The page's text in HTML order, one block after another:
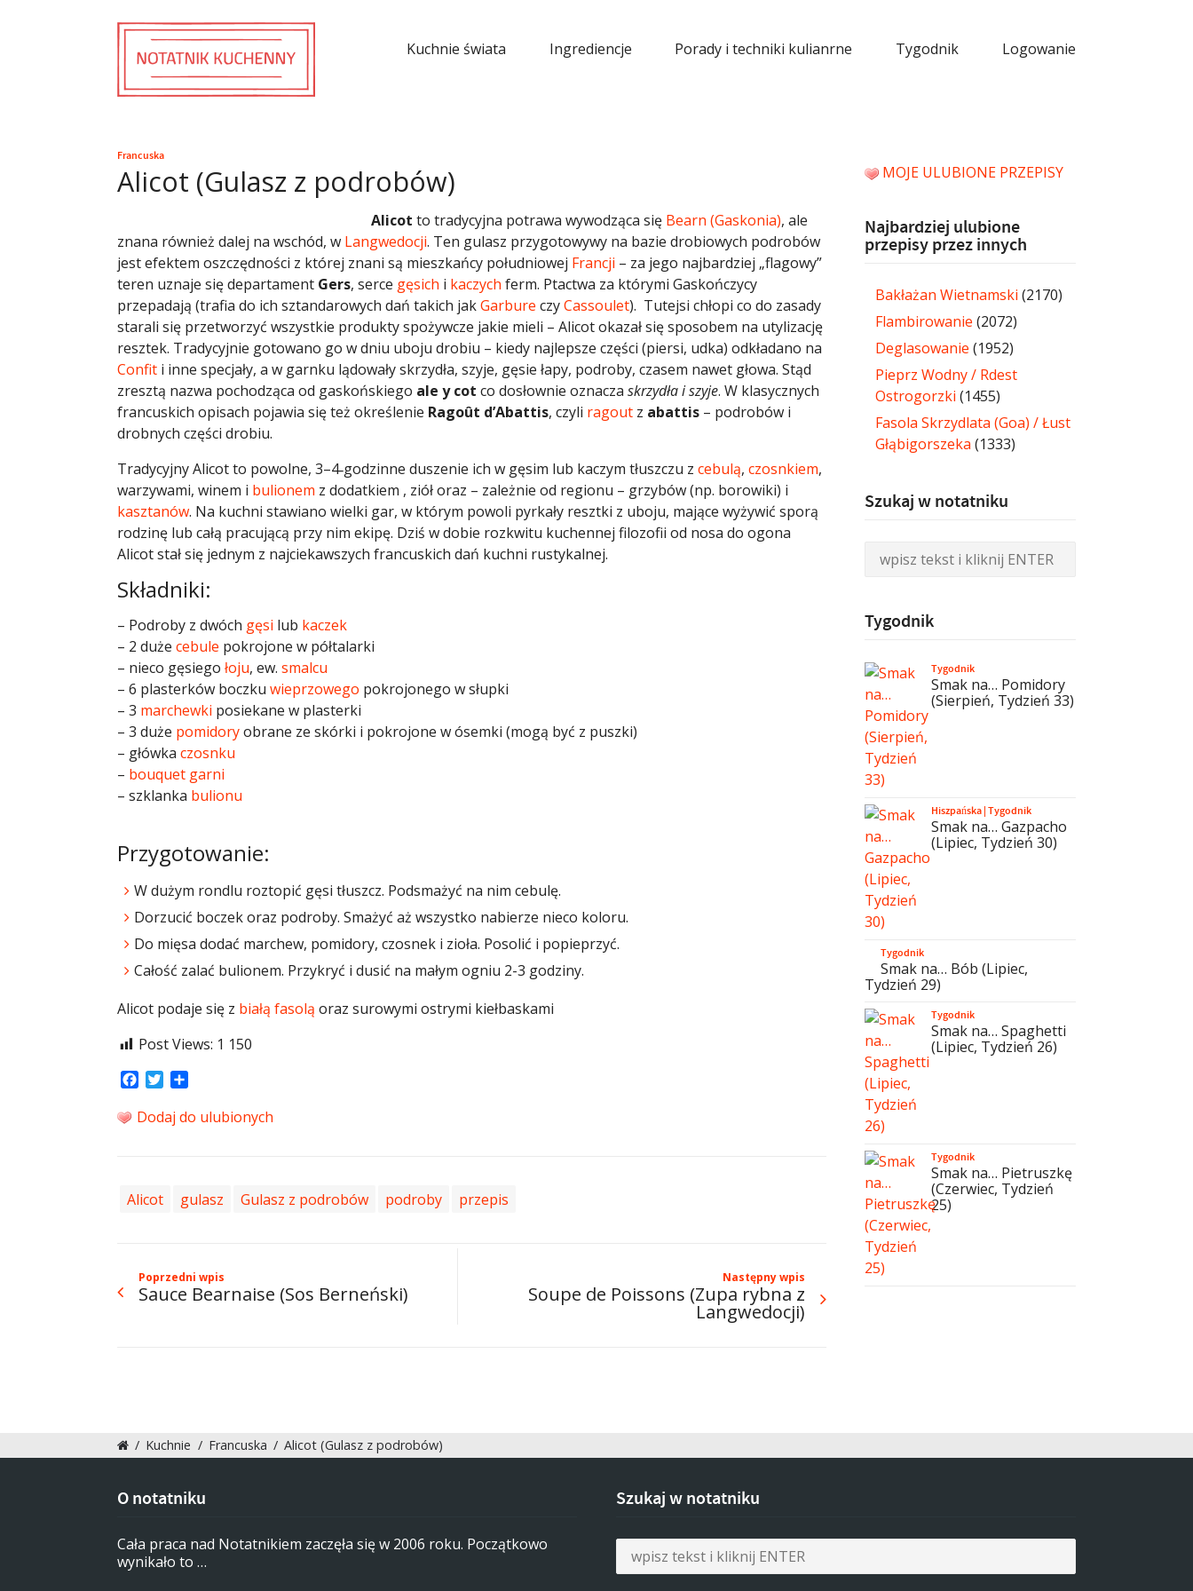
Kuchnie świata Ingrediencje Porady i techniki kulianrne Tygodnik Logowanie
Francuska
Alicot (Gulasz z podrobów)
Alicot to tradycyjna potrawa wywodząca się Bearn (Gaskonia), ale
znana również dalej na wschód, w Langwedocji. Ten gulasz przygotowywy na bazie drobiowych podrobów
jest efektem oszczędności z której znani są mieszkańcy południowej Francji – za jego najbardziej „flagowy”
teren uznaje się departament Gers, serce gęsich i kaczych ferm. Ptactwa za którymi Gaskończycy
przepadają (trafia do ich sztandarowych dań takich jakGarbure czyCassoulet). Tutejsi chłopi co do zasady
starali się przetworzyć wszystkie produkty spożywcze jakie mieli – Alicot okazał się sposobem na utylizację
resztek. Tradycyjnie gotowano go w dniu uboju drobiu – kiedy najlepsze części (piersi, udka) odkładano na
Confit i inne specjały, a w garnku lądowały skrzydła, szyje, gęsie łapy, podroby, czasem nawet głowa. Stąd
zresztą nazwa pochodząca od gaskońskiego ale y cot co dosłownie oznacza skrzydła i szyje. W klasycznych
francuskich opisach pojawia się też określenie Ragoût d’Abattis, czyli ragout z abattis – podrobów i
drobnych części drobiu.
Tradycyjny Alicot to powolne, 3–4‑godzinne duszenie ich w gęsim lub kaczym tłuszczu z cebulą, czosnkiem,
warzywami, winem i bulionem z dodatkiem , ziół oraz – zależnie od regionu – grzybów (np. borowiki) i
kasztanów. Na kuchni stawiano wielki gar, w którym powoli pyrkały resztki z uboju, mające wyżywić sporą
rodzinę lub całą pracującą przy nim ekipę. Dziś w dobie rozkwitu kuchennej filozofii od nosa do ogona
Alicot stał się jednym z najciekawszych francuskich dań kuchni rustykalnej.
Składniki:
– Podroby z dwóch gęsi lub kaczek
– 2 duże cebule pokrojone w półtalarki
– nieco gęsiego łoju, ew. smalcu
– 6 plasterków boczku wieprzowego pokrojonego w słupki
– 3 marchewki posiekane w plasterki
– 3 duże pomidoryobrane ze skórki i pokrojone w ósemki (mogą być z puszki)
– główka czosnku
– bouquet garni
– szklanka bulionu
Przygotowanie:
W dużym rondlu roztopić gęsi tłuszcz. Podsmażyć na nim cebulę.
Dorzucić boczek oraz podroby. Smażyć aż wszystko nabierze nieco koloru.
Do mięsa dodać marchew, pomidory, czosnek i zioła. Posolić i popieprzyć.
Całość zalać bulionem. Przykryć i dusić na małym ogniu 2-3 godziny.
Alicot podaje się z białą fasolą oraz surowymi ostrymi kiełbaskami
Post Views: 1 150
Facebook
Twitter
Dodaj do ulubionych
Alicot gulasz Gulasz z podrobów podroby przepis
Poprzedni wpis
Sauce Bearnaise (Sos Berneński)
Następny wpis
Soupe de Poissons (Zupa rybna z
Langwedocji)
MOJE ULUBIONE PRZEPISY
Najbardziej ulubione
przepisy przez innych
Bakłażan Wietnamski (2170)
Flambirowanie (2072)
Deglasowanie (1952)
Pieprz Wodny / Rdest
Ostrogorzki (1455)
Fasola Skrzydlata (Goa) / Łust
Głąbigorszeka (1333)
Szukaj w notatniku
Tygodnik
Tygodnik
Smak na… Pomidory
(Sierpień, Tydzień 33)
Hiszpańska|Tygodnik
Smak na… Gazpacho
(Lipiec, Tydzień 30)
Tygodnik
Smak na… Bób (Lipiec,
Tydzień 29)
Tygodnik
Smak na… Spaghetti
(Lipiec, Tydzień 26)
Tygodnik
Smak na… Pietruszkę
(Czerwiec, Tydzień
25)
/ Kuchnie / Francuska / Alicot (Gulasz z podrobów)
O notatniku
Cała praca nad Notatnikiem zaczęła się w 2006 roku. Początkowo
wynikało to …
Szukaj w notatniku